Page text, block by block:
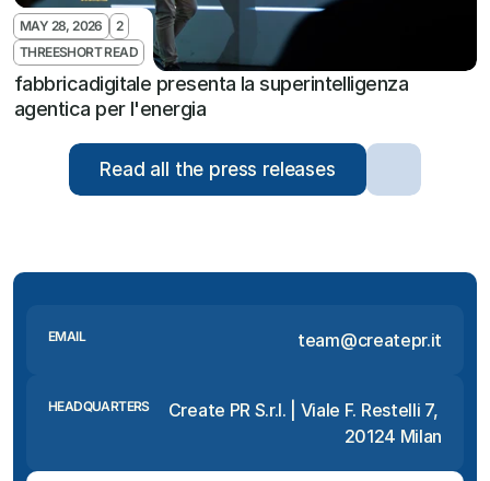
MAY 28, 2026
2
THREESHORT READ
fabbricadigitale presenta la superintelligenza
agentica per l'energia
Read all the press releases
EMAIL team@createpr.it
HEADQUARTERS
Create PR S.r.l. | Viale F. Restelli 7,
20124 Milan